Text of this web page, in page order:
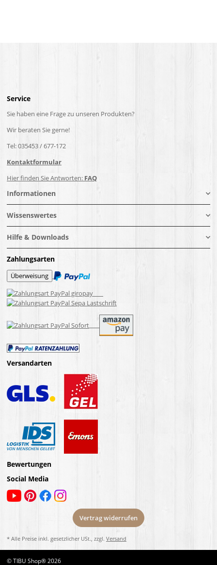
Service
Sie haben eine Frage zu unseren Produkten?
Wir beraten Sie gerne!
Tel: 035453 / 677-172
Kontaktformular
Hier finden Sie Antworten: FAQ
Informationen
Wissenswertes
Hilfe & Downloads
Zahlungsarten
Versandarten
Bewertungen
Social Media
Vertrag widerrufen
* Alle Preise inkl. gesetzlicher USt., zzgl. Versand
© TIBU Shop® 2026